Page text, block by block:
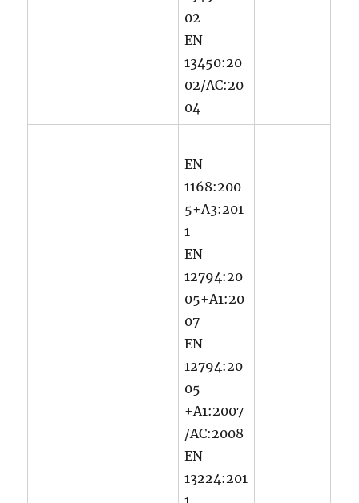
02
EN
13450:20
02/AC:20
04
EN
1168:200
5+A3:201
1
EN
12794:20
05+A1:20
07
EN
12794:20
05
+A1:2007
/AC:2008
EN
13224:201